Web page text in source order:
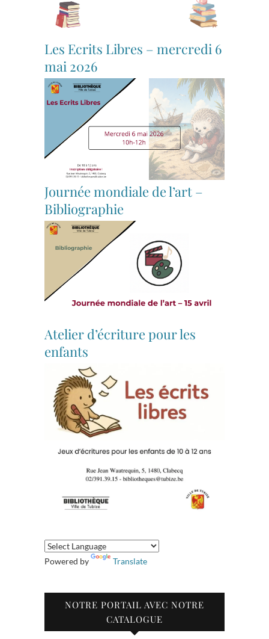
Les Ecrits Libres – mercredi 6
mai 2026
Journée mondiale de l’art –
Bibliographie
Atelier d’écriture pour les
enfants
Powered by Translate
NOTRE PORTAIL AVEC NOTRE
CATALOGUE